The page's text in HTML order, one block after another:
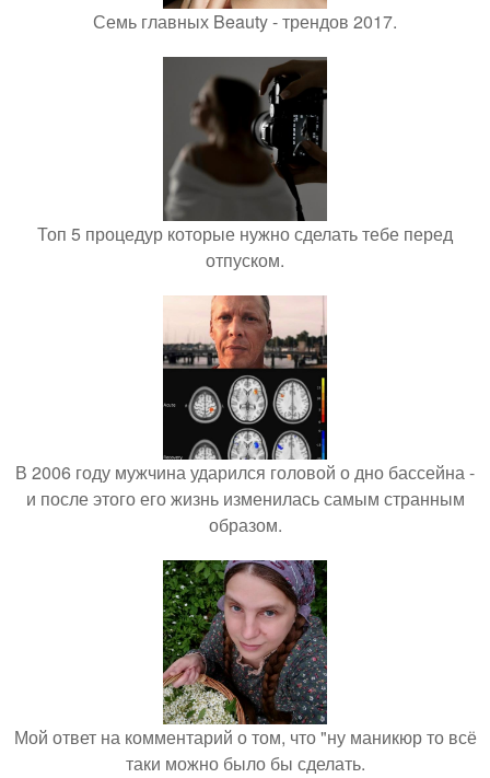
Семь главных Beauty - трендов 2017.
Топ 5 процедур которые нужно сделать тебе перед
отпуском.
В 2006 году мужчина ударился головой о дно бассейна -
и после этого его жизнь изменилась самым странным
образом.
Мой ответ на комментарий о том, что "ну маникюр то всё
таки можно было бы сделать.